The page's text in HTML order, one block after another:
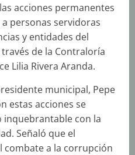
acciones permanentes
personas servidoras
y entidades del
de la Contraloría
Lilia Rivera Aranda.
municipal, Pepe
estas acciones se
con la
Señaló que el
a la corrupción